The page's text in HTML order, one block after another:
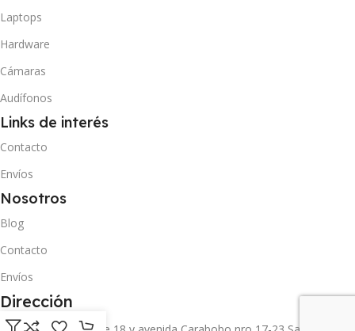
Laptops
Hardware
Cámaras
Audífonos
Links de interés
Contacto
Envíos
Nosotros
Blog
Contacto
Envíos
Dirección